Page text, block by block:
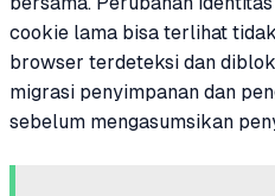
cookie lama bisa terlihat
browser terdeteksi dan
migrasi penyimpanan dan
sebelum mengasumsikan